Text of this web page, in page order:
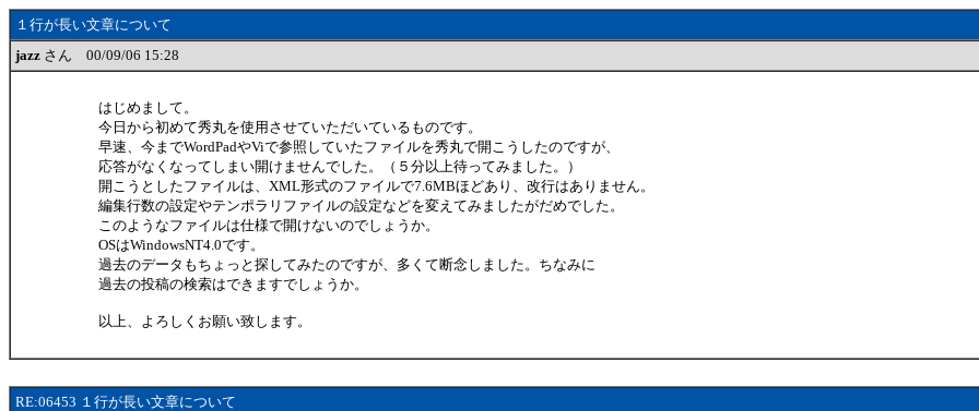
１行が長い文章について
jazz さん 00/09/06 15:28
はじめまして。
今日から初めて秀丸を使用させていただいているものです。
早速、今までWordPadやViで参照していたファイルを秀丸で開こうしたのですが、
応答がなくなってしまい開けませんでした。（５分以上待ってみました。）
開こうとしたファイルは、XML形式のファイルで7.6MBほどあり、改行はありません。
編集行数の設定やテンポラリファイルの設定などを変えてみましたがだめでした。
このようなファイルは仕様で開けないのでしょうか。
OSはWindowsNT4.0です。
過去のデータもちょっと探してみたのですが、多くて断念しました。ちなみに
過去の投稿の検索はできますでしょうか。
以上、よろしくお願い致します。
RE:06453 １行が長い文章について